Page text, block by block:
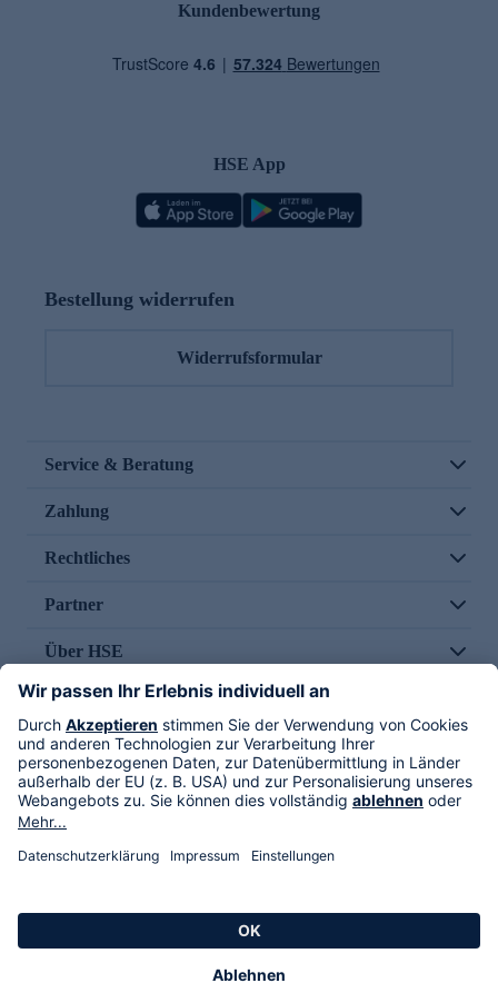
Kundenbewertung
HSE App
Bestellung widerrufen
Widerrufsformular
Service & Beratung
Zahlung
Rechtliches
Partner
Über HSE
Im TV
HSE International